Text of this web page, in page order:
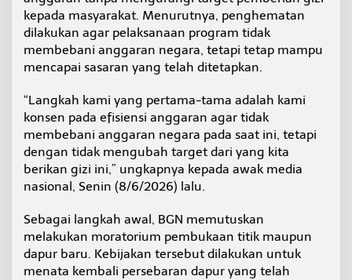
G
N
kepada masyarakat. Menurutnya, penghematan
dilakukan agar pelaksanaan program tidak
membebani anggaran negara, tetapi tetap mampu
mencapai sasaran yang telah ditetapkan.
“Langkah kami yang pertama-tama adalah kami
konsen pada efisiensi anggaran agar tidak
membebani anggaran negara pada saat ini, tetapi
dengan tidak mengubah target dari yang kita
berikan gizi ini,” ungkapnya kepada awak media
nasional, Senin (8/6/2026) lalu.
Sebagai langkah awal, BGN memutuskan
melakukan moratorium pembukaan titik maupun
dapur baru. Kebijakan tersebut dilakukan untuk
menata kembali persebaran dapur yang telah